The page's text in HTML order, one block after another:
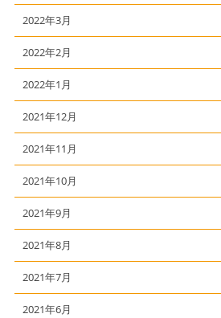
2022年3月
2022年2月
2022年1月
2021年12月
2021年11月
2021年10月
2021年9月
2021年8月
2021年7月
2021年6月